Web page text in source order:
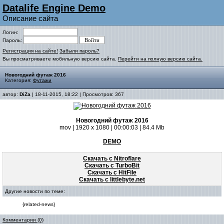
Datalife Engine Demo
Описание сайта
Логин:
Пароль:
Регистрация на сайте! Забыли пароль?
Вы просматриваете мобильную версию сайта. Перейти на полную версию сайта.
Новогодний футаж 2016
Категория: Футажи
автор: DiZa | 18-11-2015, 18:22 | Просмотров: 367
Новогодний футаж 2016
mov | 1920 x 1080 | 00:00:03 | 84.4 Mb
DEMO
Скачать с Nitroflare
Скачать с TurboBit
Скачать с HitFile
Скачать с littlebyte.net
Другие новости по теме:
{related-news}
Комментарии (0)